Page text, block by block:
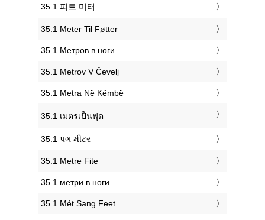
‎35.1 피트 미터
‎35.1 Meter Til Føtter
‎35.1 Метров в ноги
‎35.1 Metrov V Čevelj
‎35.1 Metra Në Këmbë
‎35.1 เมตรเป็นฟุต
‎35.1 પગ મીટર
‎35.1 Metre Fite
‎35.1 метри в ноги
‎35.1 Mét Sang Feet